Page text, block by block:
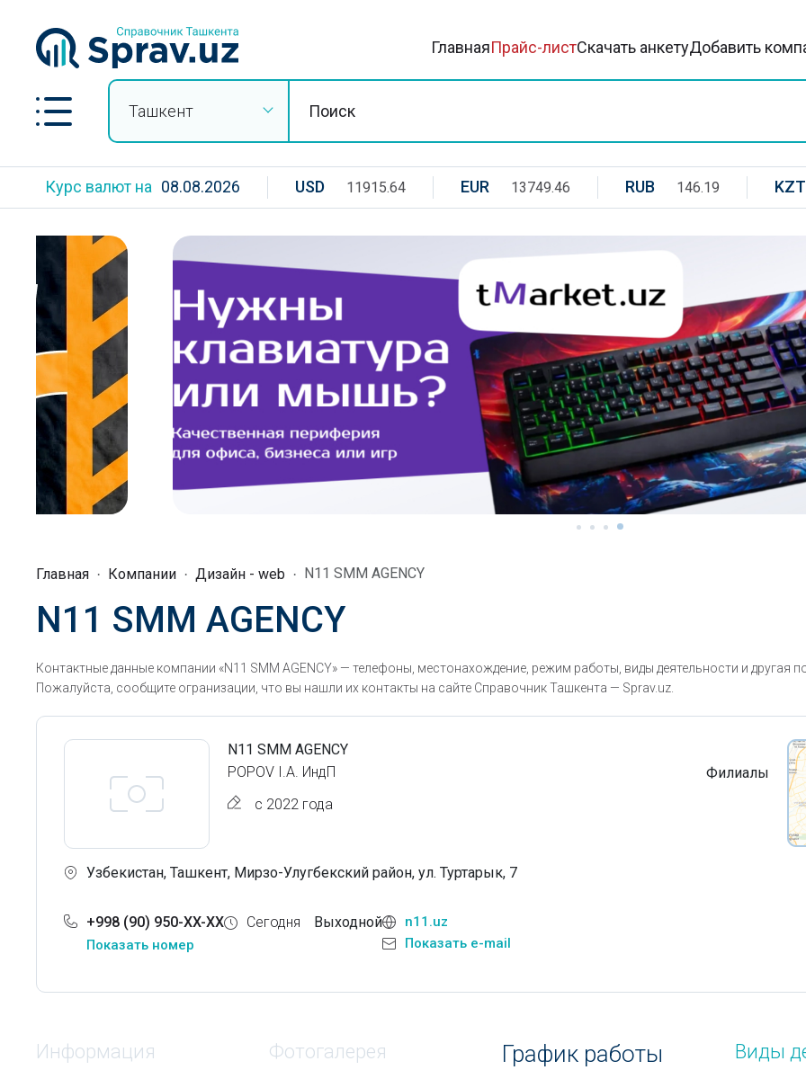
ГлавнаяПрайс-листСкачать анкетуДобавить
Ташкент
Курс валют на 08.08.2026 USD 11915.64 EUR 13749.46 RUB 146.19 KZT
Главная Компании Дизайн - web N11 SMM AGENCY
N11 SMM AGENCY
Контактные данные компании «N11 SMM AGENCY» — телефоны, местонахождение, режим работы, виды деятельности и другая
Пожалуйста, сообщите огранизации, что вы нашли их контакты на сайте Справочник Ташкента — Sprav.uz.
N11 SMM AGENCY
POPOV I.A. ИндП
с 2022 года
Филиалы
Узбекистан, Ташкент, Мирзо-Улугбекский район, ул. Туртарык, 7
+998 (90) 950-XX-XX
Показать номер
Сегодня Выходной
n11.uz
Показать e-mail
Информация Фотогалерея График работы Виды